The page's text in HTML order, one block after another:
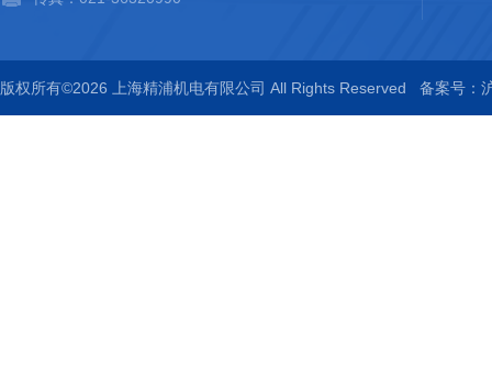
版权所有©2026 上海精浦机电有限公司 All Rights Reserved 备案号：